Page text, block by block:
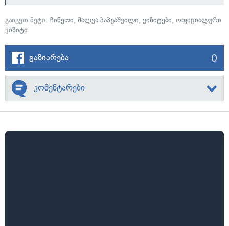
გაიგეთ მეტი: ჩინეთი, შალვა პაპუაშვილი, ვიზიტები, ოფიციალური
ვიზიტი
გაზიარება 0
კომენტარები